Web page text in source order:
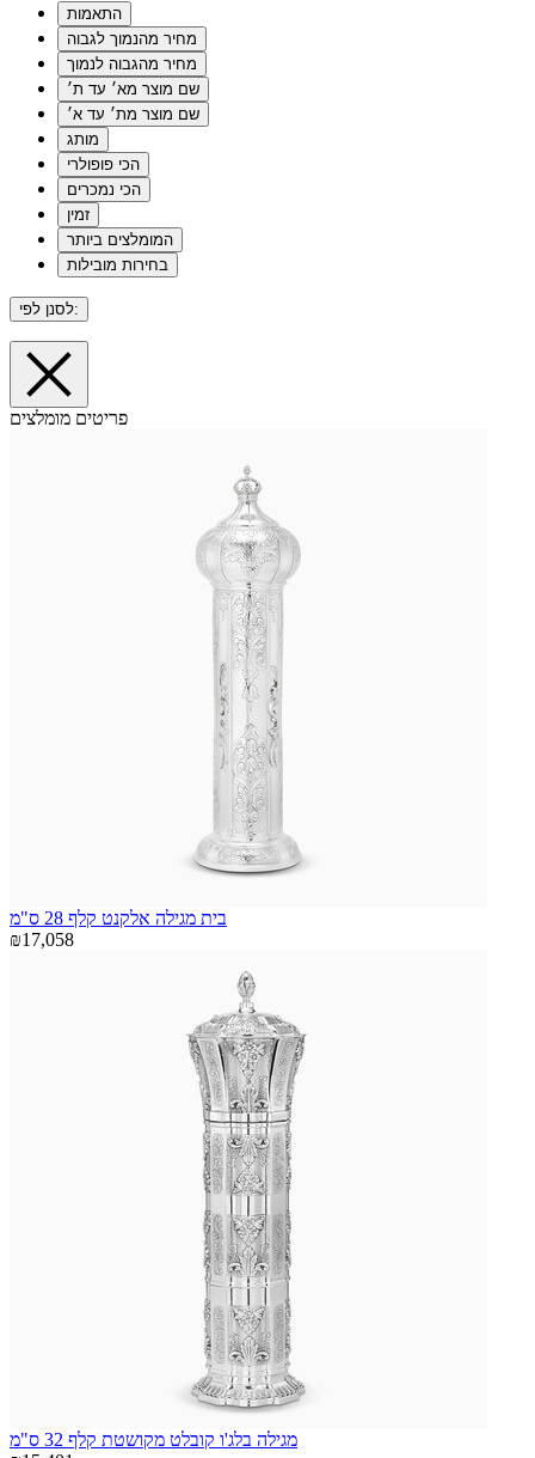
התאמות
מחיר מהנמוך לגבוה
מחיר מהגבוה לנמוך
שם מוצר מא׳ עד ת׳
שם מוצר מת׳ עד א׳
מותג
הכי פופולרי
הכי נמכרים
זמין
המומלצים ביותר
בחירות מובילות
לסנן לפי:
פריטים מומלצים
בית מגילה אלקנט קלף 28 ס"מ
₪17,058
מגילה בלג'ו קובלט מקושטת קלף 32 ס"מ